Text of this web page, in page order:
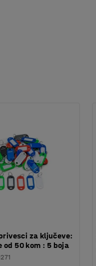
za ključeve:
od 50 kom : 5 boja